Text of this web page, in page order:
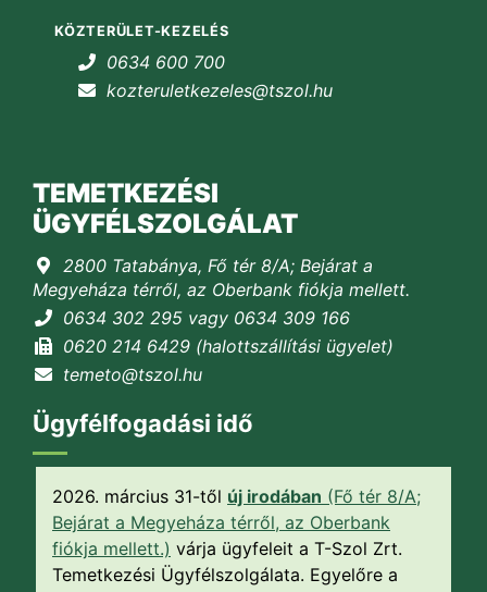
KÖZTERÜLET-KEZELÉS
0634 600 700
kozteruletkezeles@tszol.hu
TEMETKEZÉSI
ÜGYFÉLSZOLGÁLAT
2800 Tatabánya, Fő tér 8/A; Bejárat a
Megyeháza térről, az Oberbank fiókja mellett.
0634 302 295 vagy 0634 309 166
0620 214 6429 (halottszállítási ügyelet)
temeto@tszol.hu
Ügyfélfogadási idő
2026. március 31-től új irodában (Fő tér 8/A;
Bejárat a Megyeháza térről, az Oberbank
fiókja mellett.) várja ügyfeleit a T-Szol Zrt.
Temetkezési Ügyfélszolgálata. Egyelőre a